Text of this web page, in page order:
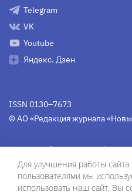
Telegram
VK
Youtube
Яндекс. Дзен
ISSN 0130–7673
© АО «Редакция журнала
Свидетельство
связи, информационных
коммуникаций
(Роскомнадзор)ПИ № Фс
Для улучшения работы сайта
пользователями мы
использовать наш сайт, Вы